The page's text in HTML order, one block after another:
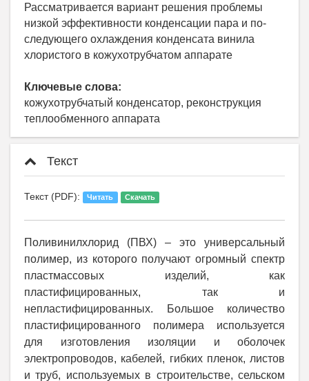
Рассматривается вариант решения проблемы
низкой эффективности конденсации пара и по-
следующего охлаждения конденсата винила
хлористого в кожухотрубчатом аппарате
Ключевые слова:
кожухотрубчатый конденсатор, реконструкция
теплообменного аппарата
Текст
Текст (PDF): Читать Скачать
Поливинилхлорид (ПВХ) – это универсальный
полимер, из которого получают огромный спектр
пластмассовых изделий, как
пластифицированных, так и
непластифицированных. Большое количество
пластифицированного полимера используется
для изготовления изоляции и оболочек
электропроводов, кабелей, гибких пленок, листов
и труб, используемых в строительстве, сельском